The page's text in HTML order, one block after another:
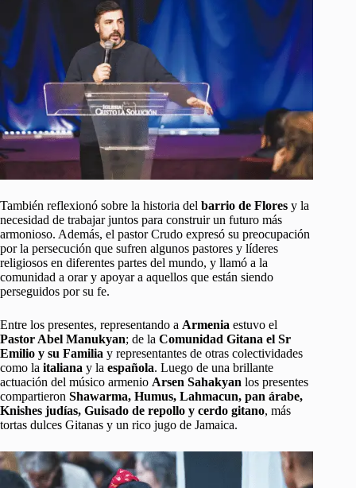
También reflexionó sobre la historia del barrio de Flores y la
necesidad de trabajar juntos para construir un futuro más
armonioso. Además, el pastor Crudo expresó su preocupación
por la persecución que sufren algunos pastores y líderes
religiosos en diferentes partes del mundo, y llamó a la
comunidad a orar y apoyar a aquellos que están siendo
perseguidos por su fe.
Entre los presentes, representando a Armenia estuvo el
Pastor Abel Manukyan; de la Comunidad Gitana el Sr
Emilio y su Familia y representantes de otras colectividades
como la italiana y la española. Luego de una brillante
actuación del músico armenio Arsen Sahakyan los presentes
compartieron Shawarma, Humus, Lahmacun, pan árabe,
Knishes judías, Guisado de repollo y cerdo gitano, más
tortas dulces Gitanas y un rico jugo de Jamaica.